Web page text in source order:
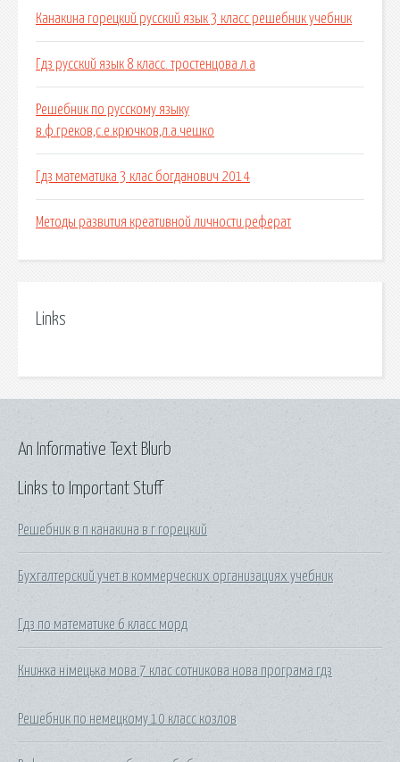
Канакина горецкий русский язык 3 класс решебник учебник
Гдз русский язык 8 класс. тростенцова л.а
Решебник по русскому языку
в.ф.греков,с.е.крючков,л.а.чешко
Гдз математика 3 клас богданович 2014
Методы развития креативной личности.реферат
Links
Links to Important Stuff
Решебник в п канакина в г горецкий
Бухгалтерский учет в коммерческих организациях учебник
Гдз по математике 6 класс морд
Книжка німецька мова 7 клас сотникова нова програма гдз
Решебник по немецкому 10 класс козлов
An Informative Text Blurb